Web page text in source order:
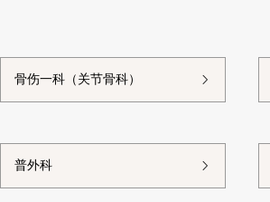
骨伤一科（关节骨科）
普外科